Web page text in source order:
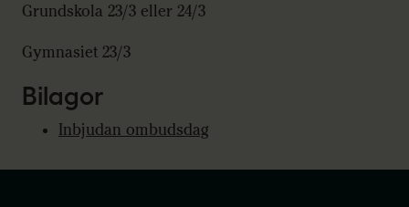
Grundskola 23/3 eller 24/3
Gymnasiet 23/3
Bilagor
Inbjudan ombudsdag